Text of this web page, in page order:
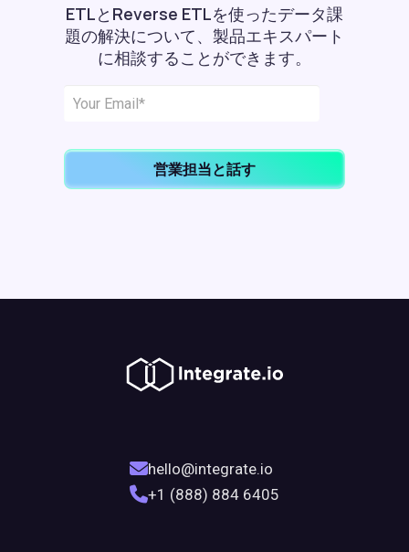
ETLとReverse ETLを使ったデータ課
題の解決について、製品エキスパート
に相談することができます。
営業担当と話す
hello@integrate.io
+1 (888) 884 6405